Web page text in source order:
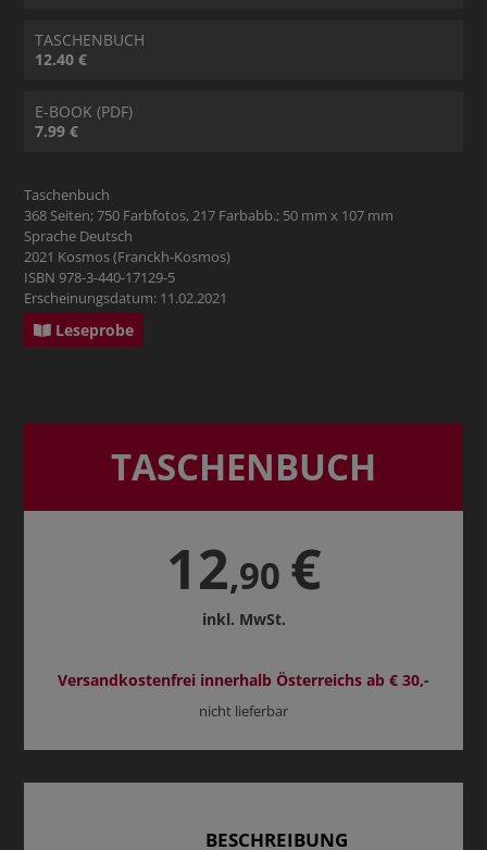
TASCHENBUCH
12.40 €
E-BOOK (PDF)
7.99 €
Taschenbuch
368 Seiten; 750 Farbfotos, 217 Farbabb.; 50 mm x 107 mm
Sprache Deutsch
2021 Kosmos (Franckh-Kosmos)
ISBN 978-3-440-17129-5
Erscheinungsdatum: 11.02.2021
Leseprobe
TASCHENBUCH
12,90 €
inkl. MwSt.
Versandkostenfrei innerhalb Österreichs ab € 30,-
nicht lieferbar
BESCHREIBUNG